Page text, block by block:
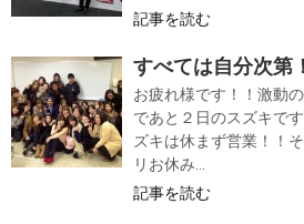
記事を読む
すべては自分次第
お疲れ様です！！激動
であと２日のスズキで
ズキは休まず営業！！
リお休み...
記事を読む